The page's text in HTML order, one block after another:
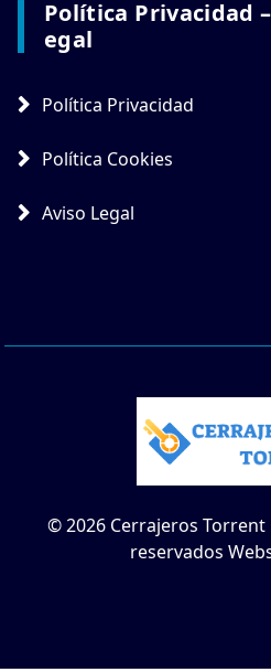
Política Privacidad
Egal
Política Privacidad
Política Cookies
Aviso Legal
© 2026 Cerrajeros
reservados